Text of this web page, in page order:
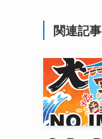
関連記事